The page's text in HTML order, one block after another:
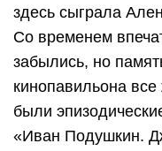
здесь сыграла
Со временем
забылись, но
кинопавильона
были
«Иван Подушкин.